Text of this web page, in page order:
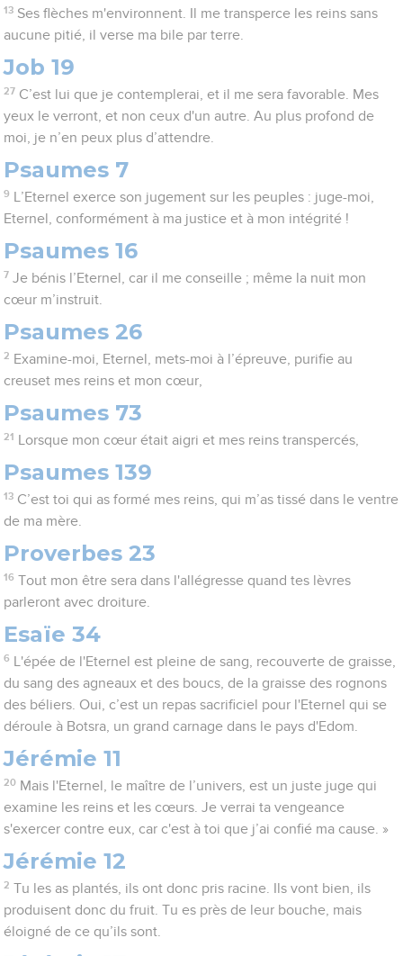
13 Ses flèches m'environnent. Il me transperce les reins sans
aucune pitié, il verse ma bile par terre.
Job 19
27 C’est lui que je contemplerai, et il me sera favorable. Mes
yeux le verront, et non ceux d'un autre. Au plus profond de
moi, je n’en peux plus d’attendre.
Psaumes 7
9
L’Eternel exerce son jugement sur les peuples : juge-moi,
Eternel, conformément à ma justice et à mon intégrité !
Psaumes 16
7 Je bénis l’Eternel, car il me conseille ; même la nuit mon
cœur m’instruit.
Psaumes 26
2 Examine-moi, Eternel, mets-moi à l’épreuve, purifie au
creuset mes reins et mon cœur,
Psaumes 73
21 Lorsque mon cœur était aigri et mes reins transpercés,
Psaumes 139
13 C’est toi qui as formé mes reins, qui m’as tissé dans le ventre
de ma mère.
Proverbes 23
16 Tout mon être sera dans l'allégresse quand tes lèvres
parleront avec droiture.
Esaïe 34
6
L'épée de l'Eternel est pleine de sang, recouverte de graisse,
du sang des agneaux et des boucs, de la graisse des rognons
des béliers. Oui, c’est un repas sacrificiel pour l'Eternel qui se
déroule à Botsra, un grand carnage dans le pays d'Edom.
Jérémie 11
20 Mais l'Eternel, le maître de l’univers, est un juste juge qui
examine les reins et les cœurs. Je verrai ta vengeance
s'exercer contre eux, car c'est à toi que j’ai confié ma cause. »
Jérémie 12
2 Tu les as plantés, ils ont donc pris racine. Ils vont bien, ils
produisent donc du fruit. Tu es près de leur bouche, mais
éloigné de ce qu’ils sont.